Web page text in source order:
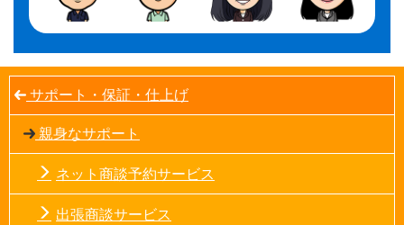
サポート・保証・仕上げ
親身なサポート
ネット商談予約サービス
出張商談サービス